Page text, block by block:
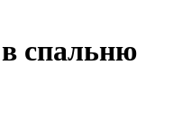
спальню